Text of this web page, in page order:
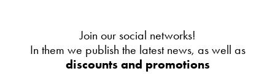
Join our social networks!
In them we publish the latest news, as well as
discounts and promotions